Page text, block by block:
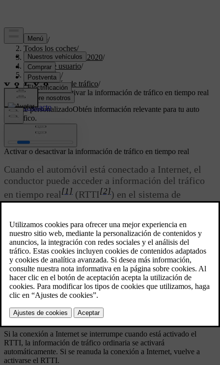
Soporte/
Todos los coches/
XC60 Twin Engine 2020/
Manual de usuario/
Navegación/
Información de tráfico/
Activar o desactivar la información de tráfico en tiempo real
Soporte personalizadoObtén información relevante para tu auto
específico.
Iniciar sesión
Actualizado 19/03/2020
Activar o desactivar la información de tráfico en tiempo real
Cuando el automóvil está conectado a Internet, el
conductor puede acceder a información del tráfico
en tiempo real[1] (RTTI[2]) en el sistema de
*
La RTTI se activa y desactiva de la siguiente manera:
PulseAjustesen la vista superior de la pantalla central.
PulseNavegación→ Tráfico.
SeleccioneInformación de tráfico en tiempo realpara activar
(sustituye la información de tráfico normal por la RTTI) o
desactivar la RTTI.
Si es la primera vez que se utiliza la RTTI, aparecerá una ventana
Compartir datos.
Si la conexión a Internet se interrumpe cuando está activado el
RTTI, la información de tráfico ordinaria se activará
automáticamente. Si se reanuda la conexión a Internet, vuelve a
activarse el RTTI.